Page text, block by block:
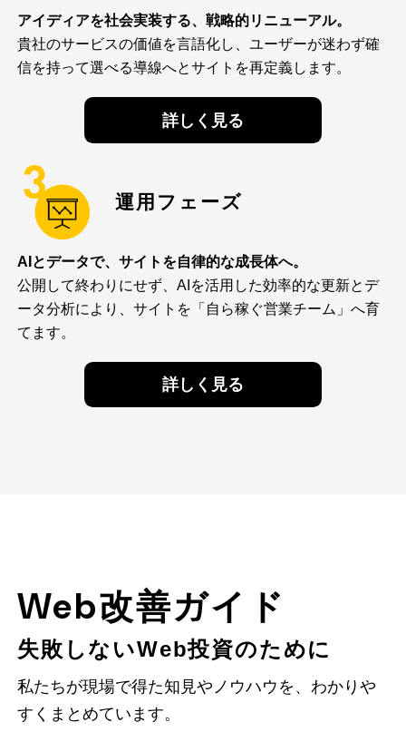
アイディアを社会実装する、戦略的リニューアル。
貴社のサービスの価値を言語化し、ユーザーが迷わず確
信を持って選べる導線へとサイトを再定義します。
詳しく見る
運用フェーズ
AIとデータで、サイトを自律的な成長体へ。
公開して終わりにせず、AIを活用した効率的な更新とデ
ータ分析により、サイトを「自ら稼ぐ営業チーム」へ育
てます。
詳しく見る
Web改善ガイド
失敗しないWeb投資のために
私たちが現場で得た知見やノウハウを、わかりや
すくまとめています。